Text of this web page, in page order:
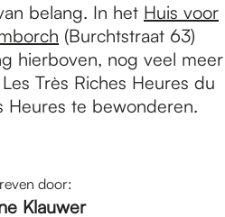
belang. In het Huis voor
(Burchtstraat 63)
hierboven, nog veel meer
Très Riches Heures du
Heures te bewonderen.
door:
Klauwer